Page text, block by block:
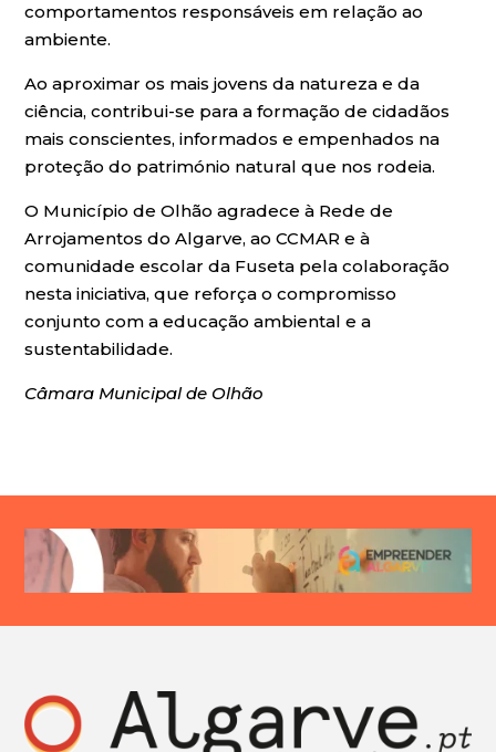
comportamentos responsáveis em relação ao
ambiente.
Ao aproximar os mais jovens da natureza e da
ciência, contribui-se para a formação de cidadãos
mais conscientes, informados e empenhados na
proteção do património natural que nos rodeia.
O Município de Olhão agradece à Rede de
Arrojamentos do Algarve, ao CCMAR e à
comunidade escolar da Fuseta pela colaboração
nesta iniciativa, que reforça o compromisso
conjunto com a educação ambiental e a
sustentabilidade.
Câmara Municipal de Olhão